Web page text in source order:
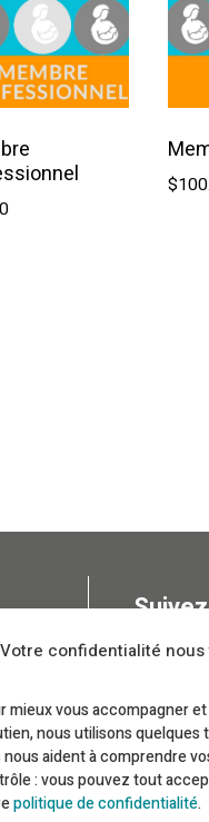
Votre confidentialité
mieux vous accompagner
nous utilisons
aident à comprendre
: vous pouvez tout
politique de confidentialité.
$